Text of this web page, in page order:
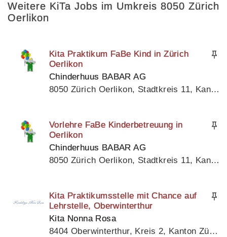
Weitere KiTa Jobs im Umkreis 8050 Zürich
Oerlikon
Kita Praktikum FaBe Kind in Zürich
Oerlikon
Chinderhuus BABAR AG
8050 Zürich Oerlikon, Stadtkreis 11, Kanton Zürich
Vorlehre FaBe Kinderbetreuung in
Oerlikon
Chinderhuus BABAR AG
8050 Zürich Oerlikon, Stadtkreis 11, Kanton Zürich
Kita Praktikumsstelle mit Chance auf
Lehrstelle, Oberwinterthur
Kita Nonna Rosa
8404 Oberwinterthur, Kreis 2, Kanton Zürich